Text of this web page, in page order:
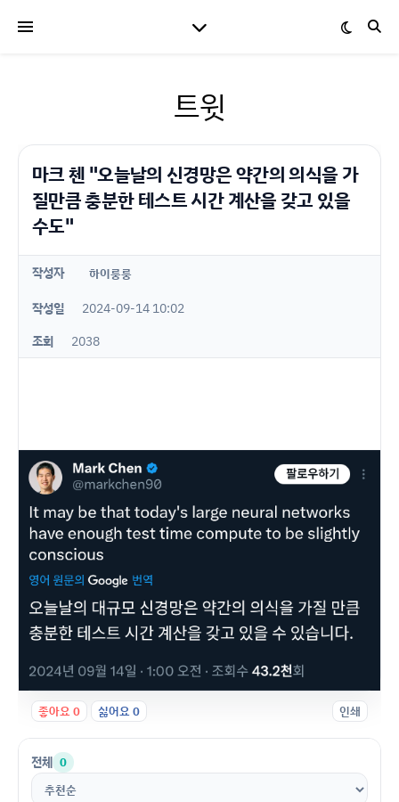
트윗
마크 첸 "오늘날의 신경망은 약간의 의식을 가
질만큼 충분한 테스트 시간 계산을 갖고 있을
수도"
작성자 하이룽룽
작성일
2024-09-14 10:02
조회
2038
좋아요 0 싫어요 0 인쇄
전체 0